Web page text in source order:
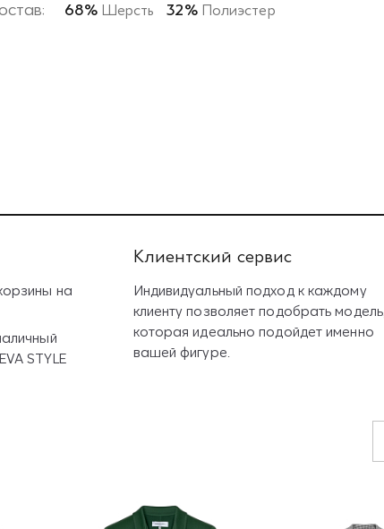
68%Шерсть 32%Полиэстер
на
STYLE
Клиентский сервис
Индивидуальный подход к каждому
клиенту позволяет подобрать модель,
которая идеально подойдет именно
вашей фигуре.